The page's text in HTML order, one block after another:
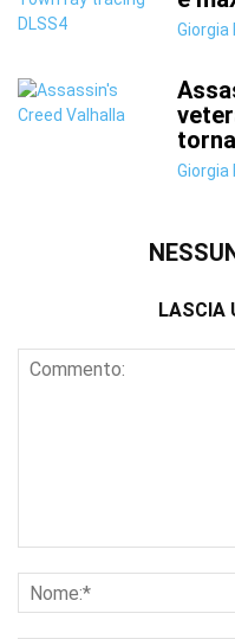
Giorgia
Giorgia
LASCIA